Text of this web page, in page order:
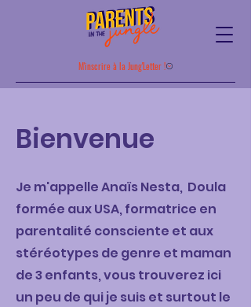
M'inscrire à la Jung'Letter !
Bienvenue
Je m'appelle Anaïs Nesta, Doula
formée aux USA, formatrice en
parentalité consciente et aux
stéréotypes de genre et maman
de 3 enfants, voustrouverez ici
un peu de qui je suis et surtout le